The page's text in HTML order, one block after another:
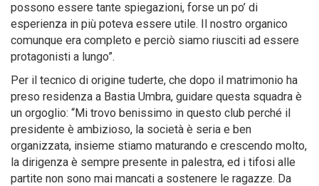
possono essere tante spiegazioni, forse un po’ di
esperienza in più poteva essere utile. Il nostro organico
comunque era completo e perciò siamo riusciti ad essere
protagonisti a lungo”.
Per il tecnico di origine tuderte, che dopo il matrimonio ha
preso residenza a Bastia Umbra, guidare questa squadra è
un orgoglio: “Mi trovo benissimo in questo club perché il
presidente è ambizioso, la società è seria e ben
organizzata, insieme stiamo maturando e crescendo molto,
la dirigenza è sempre presente in palestra, ed i tifosi alle
partite non sono mai mancati a sostenere le ragazze. Da